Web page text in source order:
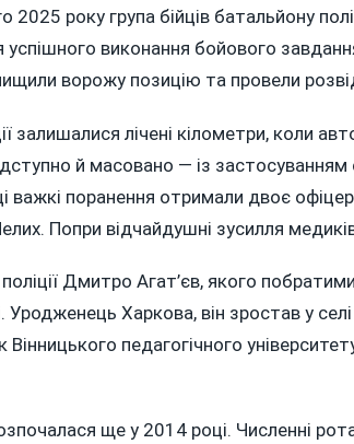
Торецьком
року група бійців батальйону
успішного виконання бойового
ворожу позицію та провели
залишалися лічені кілометри, коли
й масовано — із
важкі поранення отримали двоє
Попри відчайдушні зусилля
поліції Дмитро Агат’єв, якого
Уродженець Харкова, він зростав у
Вінницького педагогічного
ще у 2014 році. Численні